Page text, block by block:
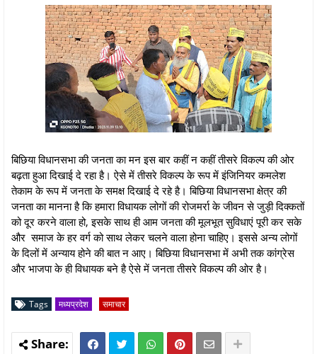
बिछिया विधानसभा की जनता का मन इस बार कहीं न कहीं तीसरे विकल्प की ओर
बढ़ता हुआ दिखाई दे रहा है। ऐसे में तीसरे विकल्प के रूप में इंजिनियर कमलेश
तेकाम के रूप में जनता के समक्ष दिखाई दे रहे है। बिछिया विधानसभा क्षेत्र की
जनता का मानना है कि हमारा विधायक लोगों की रोजमर्रा के जीवन से जुड़ी दिक्कतों
को दूर करने वाला हो, इसके साथ ही आम जनता की मूलभूत सुविधाएं पूरी कर सके
और समाज के हर वर्ग को साथ लेकर चलने वाला होना चाहिए। इससे अन्य लोगों
के दिलों में अन्याय होने की बात न आए। बिछिया विधानसभा में अभी तक कांग्रेस
और भाजपा के ही विधायक बने है ऐसे में जनता तीसरे विकल्प की ओर है।
Tags मध्यप्रदेश समाचार